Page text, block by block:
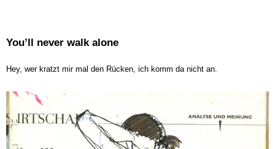
You’ll never walk alone
Hey, wer kratzt mir mal den Rücken, ich komm da nicht an.